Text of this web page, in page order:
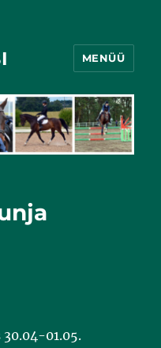
MENÜÜ
01.05.